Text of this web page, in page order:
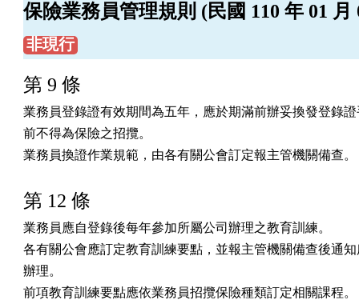
保險業務員管理規則 (民國 110 年 01 月
非現行
第 9 條
業務員登錄證有效期間為五年，應於期滿前辦妥換發登錄
前不得為保險之招攬。
業務員換證作業規範，由各有關公會訂定報主管機關備查。
第 12 條
業務員應自登錄後每年參加所屬公司辦理之教育訓練。
各有關公會應訂定教育訓練要點，並報主管機關備查後通
辦理。
前項教育訓練要點應依業務員招攬保險種類訂定相關課程。